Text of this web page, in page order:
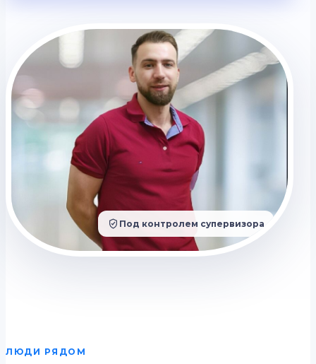
Под контролем супервизора
ЛЮДИ РЯДОМ